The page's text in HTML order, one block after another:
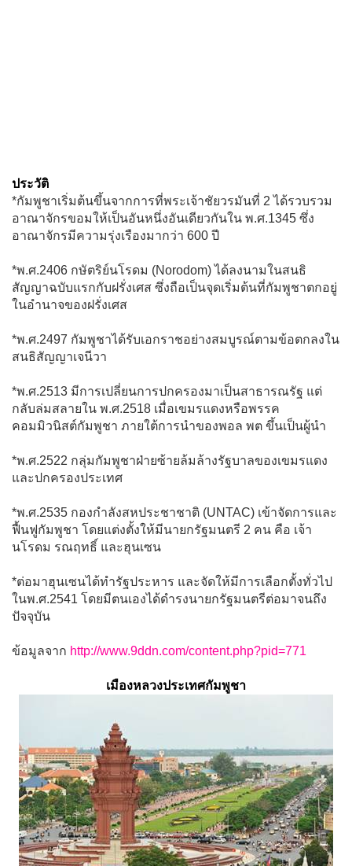
ประวัติ
*กัมพูชาเริ่มต้นขึ้นจากการที่พระเจ้าชัยวรมันที่ 2 ได้รวบรวม
อาณาจักรขอมให้เป็นอันหนึ่งอันเดียวกันใน พ.ศ.1345 ซึ่ง
อาณาจักรมีความรุ่งเรืองมากว่า 600 ปี
*พ.ศ.2406 กษัตริย์นโรดม (Norodom) ได้ลงนามในสนธิ
สัญญาฉบับแรกกับฝรั่งเศส ซึ่งถือเป็นจุดเริ่มต้นที่กัมพูชาตกอยู่
ในอำนาจของฝรั่งเศส
*พ.ศ.2497 กัมพูชาได้รับเอกราชอย่างสมบูรณ์ตามข้อตกลงใน
สนธิสัญญาเจนีวา
*พ.ศ.2513 มีการเปลี่ยนการปกครองมาเป็นสาธารณรัฐ แต่
กลับล่มสลายใน พ.ศ.2518 เมื่อเขมรแดงหรือพรรค
คอมมิวนิสต์กัมพูชา ภายใต้การนำของพอล พต ขึ้นเป็นผู้นำ
*พ.ศ.2522 กลุ่มกัมพูชาฝ่ายซ้ายล้มล้างรัฐบาลของเขมรแดง
และปกครองประเทศ
*พ.ศ.2535 กองกำลังสหประชาชาติ (UNTAC) เข้าจัดการและ
ฟื้นฟูกัมพูชา โดยแต่งตั้งให้มีนายกรัฐมนตรี 2 คน คือ เจ้า
นโรดม รณฤทธิ์ และฮุนเซน
*ต่อมาฮุนเซนได้ทำรัฐประหาร และจัดให้มีการเลือกตั้งทั่วไป
ในพ.ศ.2541 โดยมีตนเองได้ดำรงนายกรัฐมนตรีต่อมาจนถึง
ปัจจุบัน
ข้อมูลจาก http://www.9ddn.com/content.php?pid=771
เมืองหลวงประเทศกัมพูชา